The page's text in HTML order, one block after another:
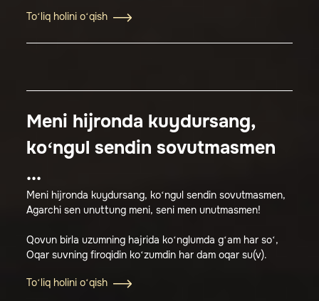
To‘liq holini o‘qish
Meni hijronda kuydursang,
ko‘ngul sendin sovutmasmen
...
Meni hijronda kuydursang, ko‘ngul sendin sovutmasmen,
Agarchi sen unuttung meni, seni men unutmasmen!
Qovun birla uzumning hajrida ko‘nglumda g‘am har so‘,
Oqar suvning firoqidin ko‘zumdin har dam oqar su(v).
To‘liq holini o‘qish